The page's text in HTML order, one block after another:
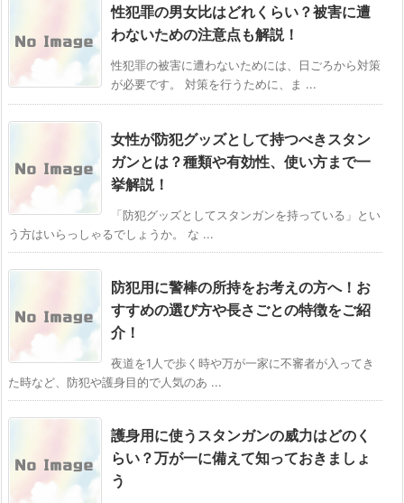
性犯罪の男女比はどれくらい？被害に遭
わないための注意点も解説！
性犯罪の被害に遭わないためには、日ごろから対策
が必要です。 対策を行うために、ま ...
女性が防犯グッズとして持つべきスタン
ガンとは？種類や有効性、使い方まで一
挙解説！
「防犯グッズとしてスタンガンを持っている」とい
う方はいらっしゃるでしょうか。 な ...
防犯用に警棒の所持をお考えの方へ！お
すすめの選び方や長さごとの特徴をご紹
介！
夜道を1人で歩く時や万が一家に不審者が入ってき
た時など、防犯や護身目的で人気のあ ...
護身用に使うスタンガンの威力はどのく
らい？万が一に備えて知っておきましょ
う